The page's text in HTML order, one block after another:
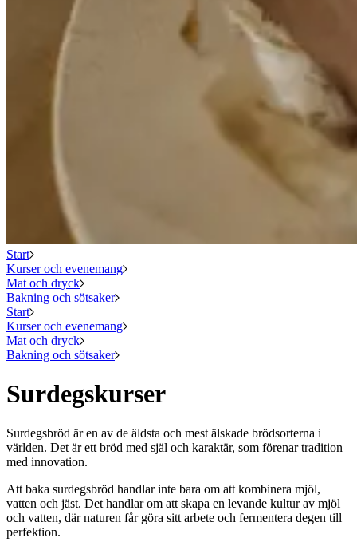
Start
Kurser och evenemang
Mat och dryck
Bakning och sötsaker
Start
Kurser och evenemang
Mat och dryck
Bakning och sötsaker
Surdegskurser
Surdegsbröd är en av de äldsta och mest älskade brödsorterna i
världen. Det är ett bröd med själ och karaktär, som förenar tradition
med innovation.
Att baka surdegsbröd handlar inte bara om att kombinera mjöl,
vatten och jäst. Det handlar om att skapa en levande kultur av mjöl
och vatten, där naturen får göra sitt arbete och fermentera degen till
perfektion.